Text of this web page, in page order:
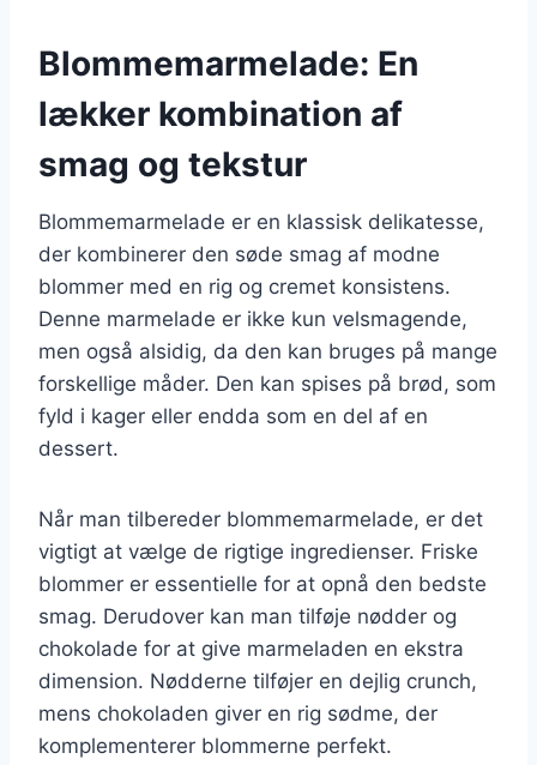
Blommemarmelade: En
lækker kombination af
smag og tekstur
Blommemarmelade er en klassisk delikatesse,
der kombinerer den søde smag af modne
blommer med en rig og cremet konsistens.
Denne marmelade er ikke kun velsmagende,
men også alsidig, da den kan bruges på mange
forskellige måder. Den kan spises på brød, som
fyld i kager eller endda som en del af en
dessert.
Når man tilbereder blommemarmelade, er det
vigtigt at vælge de rigtige ingredienser. Friske
blommer er essentielle for at opnå den bedste
smag. Derudover kan man tilføje nødder og
chokolade for at give marmeladen en ekstra
dimension. Nødderne tilføjer en dejlig crunch,
mens chokoladen giver en rig sødme, der
komplementerer blommerne perfekt.